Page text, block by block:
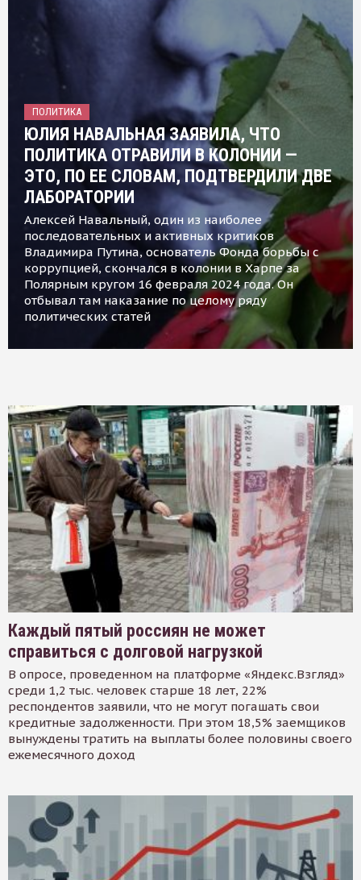
ПОЛИТИКА
ЮЛИЯ НАВАЛЬНАЯ ЗАЯВИЛА, ЧТО
ПОЛИТИКА ОТРАВИЛИ В КОЛОНИИ —
ЭТО, ПО ЕЕ СЛОВАМ, ПОДТВЕРДИЛИ ДВЕ
ЛАБОРАТОРИИ
Алексей Навальный, один из наиболее
последовательных и активных критиков
Владимира Путина, основатель Фонда борьбы с
коррупцией, скончался в колонии в Харпе за
Полярным кругом 16 февраля 2024 года. Он
отбывал там наказание по целому ряду
политических статей
Каждый пятый россиян не может
справиться с долговой нагрузкой
В опросе, проведенном на платформе «Яндекс.Взгляд»
среди 1,2 тыс. человек старше 18 лет, 22%
респондентов заявили, что не могут погашать свои
кредитные задолженности. При этом 18,5% заемщиков
вынуждены тратить на выплаты более половины своего
ежемесячного доход